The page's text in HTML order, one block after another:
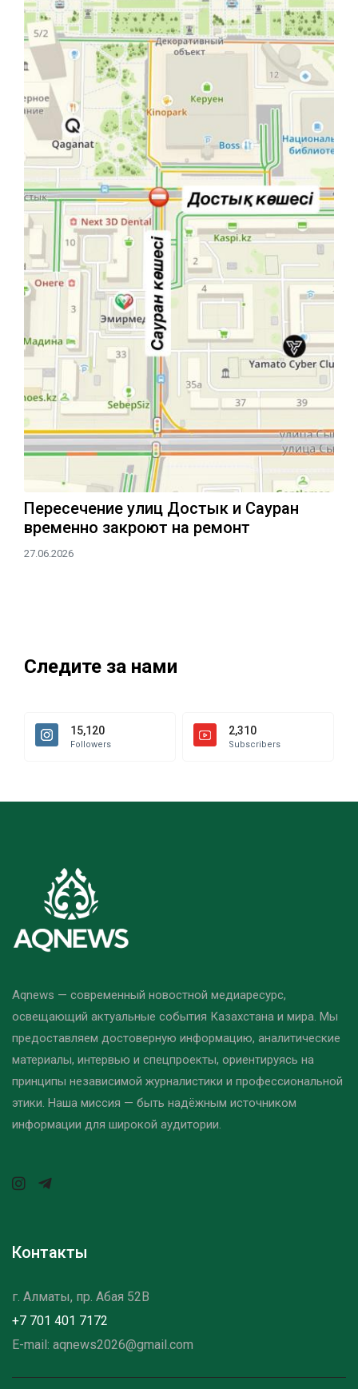
Пересечение улиц Достык и Сауран
временно закроют на ремонт
27.06.2026
Следите за нами
15,120
Followers
2,310
Subscribers
Aqnews — современный новостной медиаресурс,
освещающий актуальные события Казахстана и мира. Мы
предоставляем достоверную информацию, аналитические
материалы, интервью и спецпроекты, ориентируясь на
принципы независимой журналистики и профессиональной
этики. Наша миссия — быть надёжным источником
информации для широкой аудитории.
Контакты
г. Алматы, пр. Абая 52B
+7 701 401 7172
E-mail: aqnews2026@gmail.com